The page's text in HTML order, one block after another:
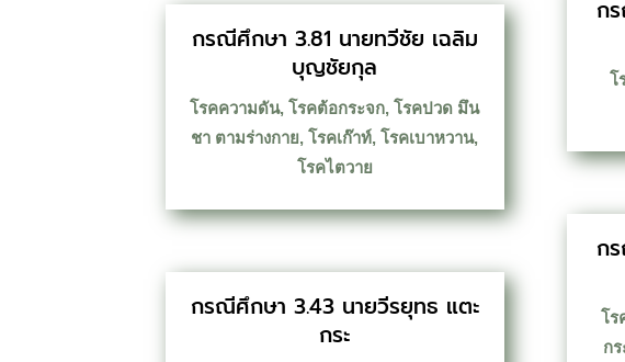
กรณีศึกษา 3.81 นายทวีชัย เฉลิม
บุญชัยกุล
โรคความดัน,โรคต้อกระจก,โรคปวด มึน
ชา ตามร่างกาย,โรคเก๊าท์,โรคเบาหวาน,
โรคไตวาย
กรณีศึกษา 3.43 นายวีรยุทธ แตะ
กระ
ก
โ
ก
โร
กร